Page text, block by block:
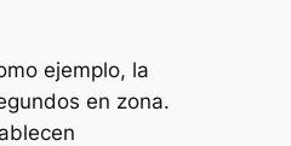
ejemplo, la
en zona.